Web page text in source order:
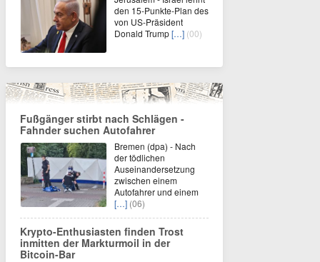
den 15-Punkte-Plan des
von US-Präsident
Donald Trump[…] (00)
Fußgänger stirbt nach Schlägen -
Fahnder suchen Autofahrer
Bremen (dpa) - Nach
der tödlichen
Auseinandersetzung
zwischen einem
Autofahrer und einem
[…] (06)
Krypto-Enthusiasten finden Trost
inmitten der Markturmoil in der
Bitcoin-Bar